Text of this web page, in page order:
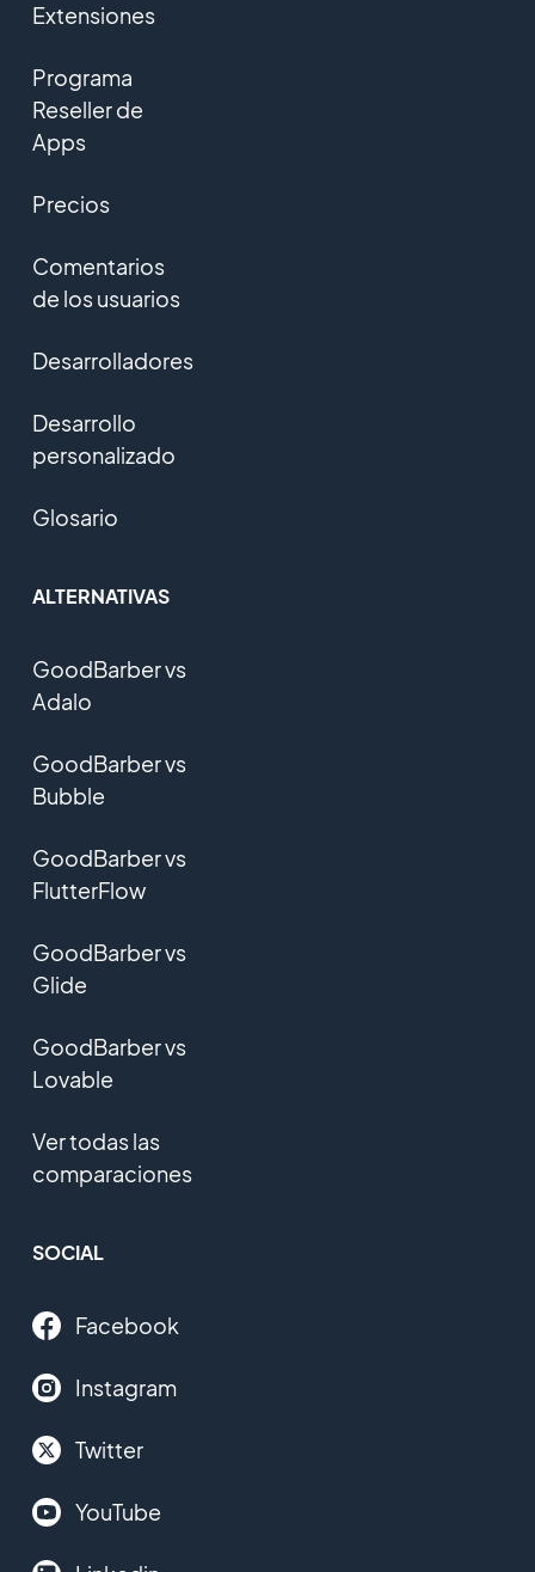
Extensiones
Programa
Reseller de
Apps
Precios
Comentarios
de los usuarios
Desarrolladores
Desarrollo
personalizado
Glosario
ALTERNATIVAS
GoodBarber vs
Adalo
GoodBarber vs
Bubble
GoodBarber vs
FlutterFlow
GoodBarber vs
Glide
GoodBarber vs
Lovable
Ver todas las
comparaciones
SOCIAL
Facebook
Instagram
Twitter
YouTube